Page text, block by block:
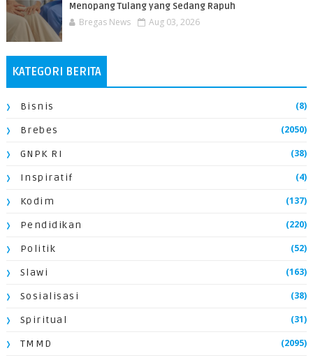
Menopang Tulang yang Sedang Rapuh
Bregas News Aug 03, 2026
KATEGORI BERITA
Bisnis (8)
Brebes (2050)
GNPK RI (38)
Inspiratif (4)
Kodim (137)
Pendidikan (220)
Politik (52)
Slawi (163)
Sosialisasi (38)
Spiritual (31)
TMMD (2095)